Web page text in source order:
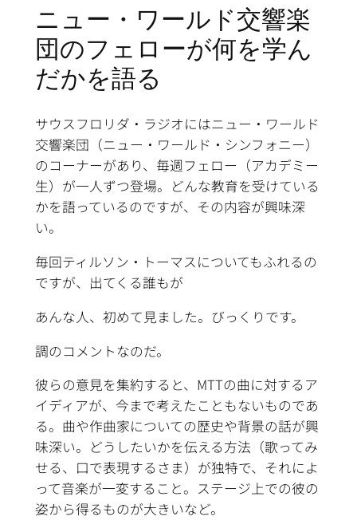
ニュー・ワールド交響楽
団のフェローが何を学ん
だかを語る
サウスフロリダ・ラジオにはニュー・ワールド
交響楽団（ニュー・ワールド・シンフォニー）
のコーナーがあり、毎週フェロー（アカデミー
生）が一人ずつ登場。どんな教育を受けている
かを語っているのですが、その内容が興味深
い。
毎回ティルソン・トーマスについてもふれるの
ですが、出てくる誰もが
あんな人、初めて見ました。びっくりです。
調のコメントなのだ。
彼らの意見を集約すると、MTTの曲に対するア
イディアが、今まで考えたこともないものであ
る。曲や作曲家についての歴史や背景の話が興
味深い。どうしたいかを伝える方法（歌ってみ
せる、口で表現するさま）が独特で、それによ
って音楽が一変すること。ステージ上での彼の
姿から得るものが大きいなど。